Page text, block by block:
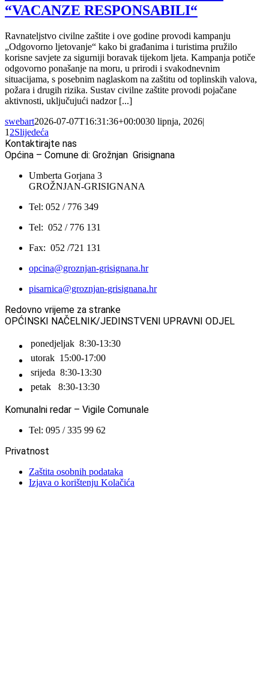
“VACANZE RESPONSABILI“
Ravnateljstvo civilne zaštite i ove godine provodi kampanju
„Odgovorno ljetovanje“ kako bi građanima i turistima pružilo
korisne savjete za sigurniji boravak tijekom ljeta. Kampanja potiče
odgovorno ponašanje na moru, u prirodi i svakodnevnim
situacijama, s posebnim naglaskom na zaštitu od toplinskih valova,
požara i drugih rizika. Sustav civilne zaštite provodi pojačane
aktivnosti, uključujući nadzor [...]
swebart2026-07-07T16:31:36+00:0030 lipnja, 2026|
1 2Slijedeća
Kontaktirajte nas
Općina – Comune di: Grožnjan Grisignana
Umberta Gorjana 3
GROŽNJAN-GRISIGNANA
Tel: 052 / 776 349
Tel: 052 / 776 131
Fax: 052 /721 131
opcina@groznjan-grisignana.hr
pisarnica@groznjan-grisignana.hr
Redovno vrijeme za stranke
OPĆINSKI NAČELNIK/JEDINSTVENI UPRAVNI ODJEL
ponedjeljak 8:30-13:30
utorak 15:00-17:00
srijeda 8:30-13:30
petak
8:30-13:30
Komunalni redar – Vigile Comunale
Tel: 095 / 335 99 62
Privatnost
Zaštita osobnih podataka
Izjava o korištenju Kolačića